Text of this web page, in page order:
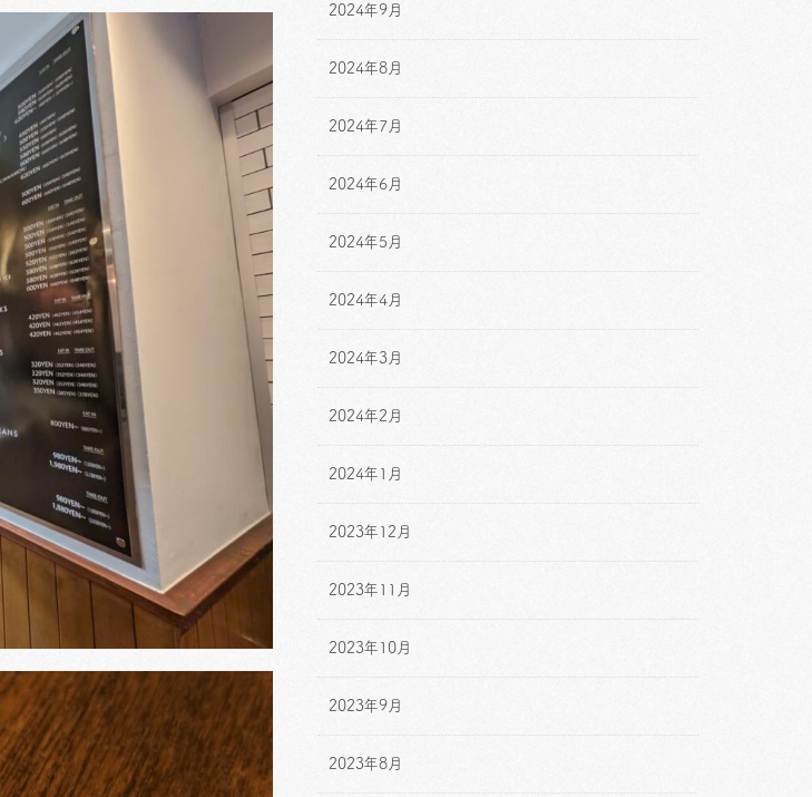
2024年9月
2024年8月
2024年7月
2024年6月
2024年5月
2024年4月
2024年3月
2024年2月
2024年1月
2023年12月
2023年11月
2023年10月
2023年9月
2023年8月